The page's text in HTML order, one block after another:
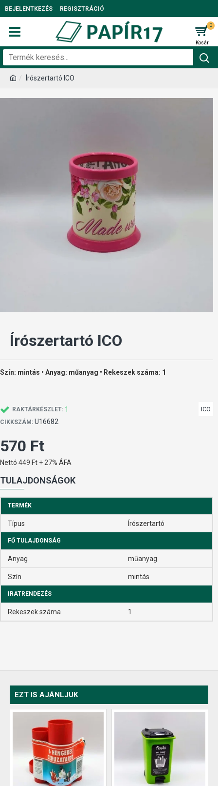
BEJELENTKEZÉS REGISZTRÁCIÓ
0
Írószertartó ICO
Írószertartó ICO
Szín: mintás • Anyag: műanyag • Rekeszek száma: 1
RAKTÁRKÉSZLET: 1
CIKKSZÁM: U16682
ICO
570 Ft
Nettó 449 Ft + 27% ÁFA
TULAJDONSÁGOK
TERMÉK
Típus Írószertartó
FŐ TULAJDONSÁG
Anyag műanyag
Szín mintás
IRATRENDEZÉS
Rekeszek száma 1
EZT IS AJÁNLJUK